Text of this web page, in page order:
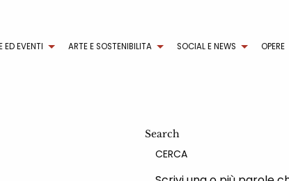
ED EVENTI ARTE E SOSTENIBILITA SOCIAL E NEWS OPERE
Search
CERCA